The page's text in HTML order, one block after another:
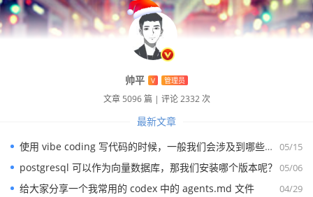
帅平 V 管理员
文章 5096 篇 | 评论 2332 次
最新文章
05/15
使用 vibe coding 写代码的时候，一般我们会涉及到哪些提示词？
05/06
postgresql 可以作为向量数据库，那我们安装哪个版本呢？
04/29
给大家分享一个我常用的 codex 中的 agents.md 文件